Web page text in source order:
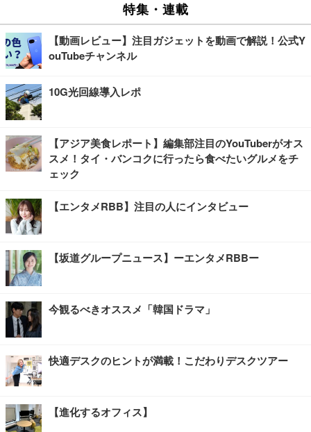
特集・連載
【動画レビュー】注目ガジェットを動画で解説！公式Y
ouTubeチャンネル
10G光回線導入レポ
【アジア美食レポート】編集部注目のYouTuberがオス
スメ！タイ・バンコクに行ったら食べたいグルメをチ
ェック
【エンタメRBB】注目の人にインタビュー
【坂道グループニュース】ーエンタメRBBー
今観るべきオススメ「韓国ドラマ」
快適デスクのヒントが満載！こだわりデスクツアー
【進化するオフィス】